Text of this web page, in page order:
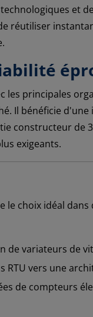
et
réutiliser
les principales
Il bénéficie
constructeur de
exigeants.
le choix idéal
de variateurs de
vers une
de compteurs